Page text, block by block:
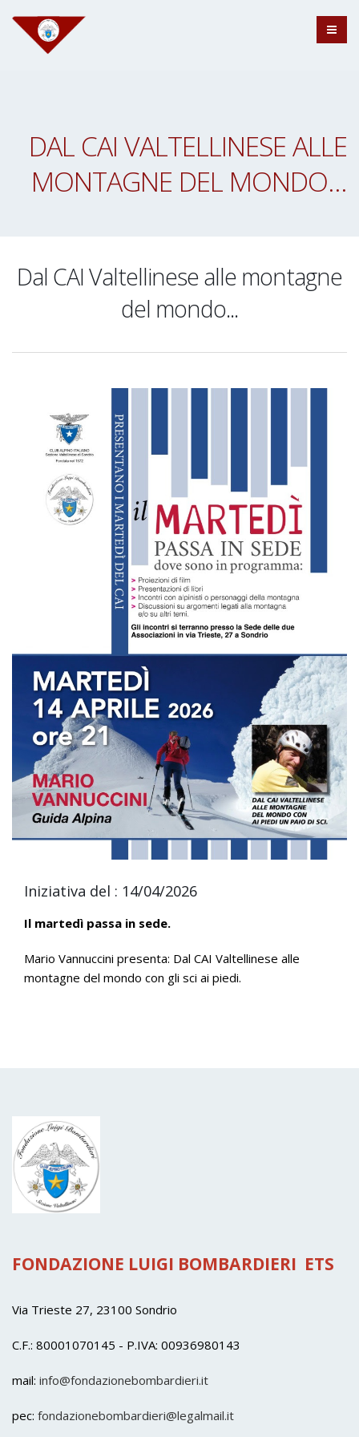
contenuto
DAL CAI VALTELLINESE ALLE
MONTAGNE DEL MONDO...
Dal CAI Valtellinese alle montagne
del mondo...
Iniziativa del : 14/04/2026
Il martedì passa in sede.
Mario Vannuccini presenta: Dal CAI Valtellinese alle
montagne del mondo con gli sci ai piedi.
FONDAZIONE LUIGI BOMBARDIERI ETS
Via Trieste 27, 23100 Sondrio
C.F.: 80001070145 - P.IVA: 00936980143
mail: info@fondazionebombardieri.it
pec: fondazionebombardieri@legalmail.it